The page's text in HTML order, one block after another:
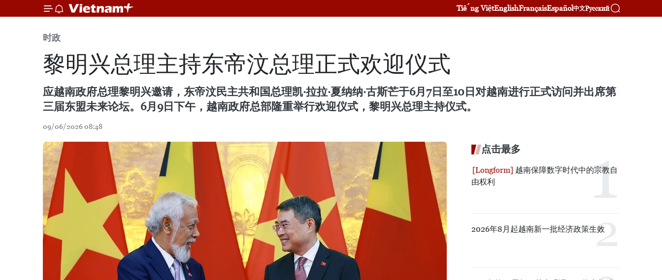
Tiếng ViệtEnglishFrançaisEspañol中文Русский
时政
黎明兴总理主持东帝汶总理正式欢迎仪式
应越南政府总理黎明兴邀请，东帝汶民主共和国总理凯·拉拉·夏纳纳·古斯芒于6月7日至10日对越南进行正式访问并出席第
三届东盟未来论坛。6月9日下午，越南政府总部隆重举行欢迎仪式，黎明兴总理主持仪式。
09/06/2026 08:48
点击最多
越南保障数字时代中的宗教自
由权利
2026年8月起越南新一批经济政策生效